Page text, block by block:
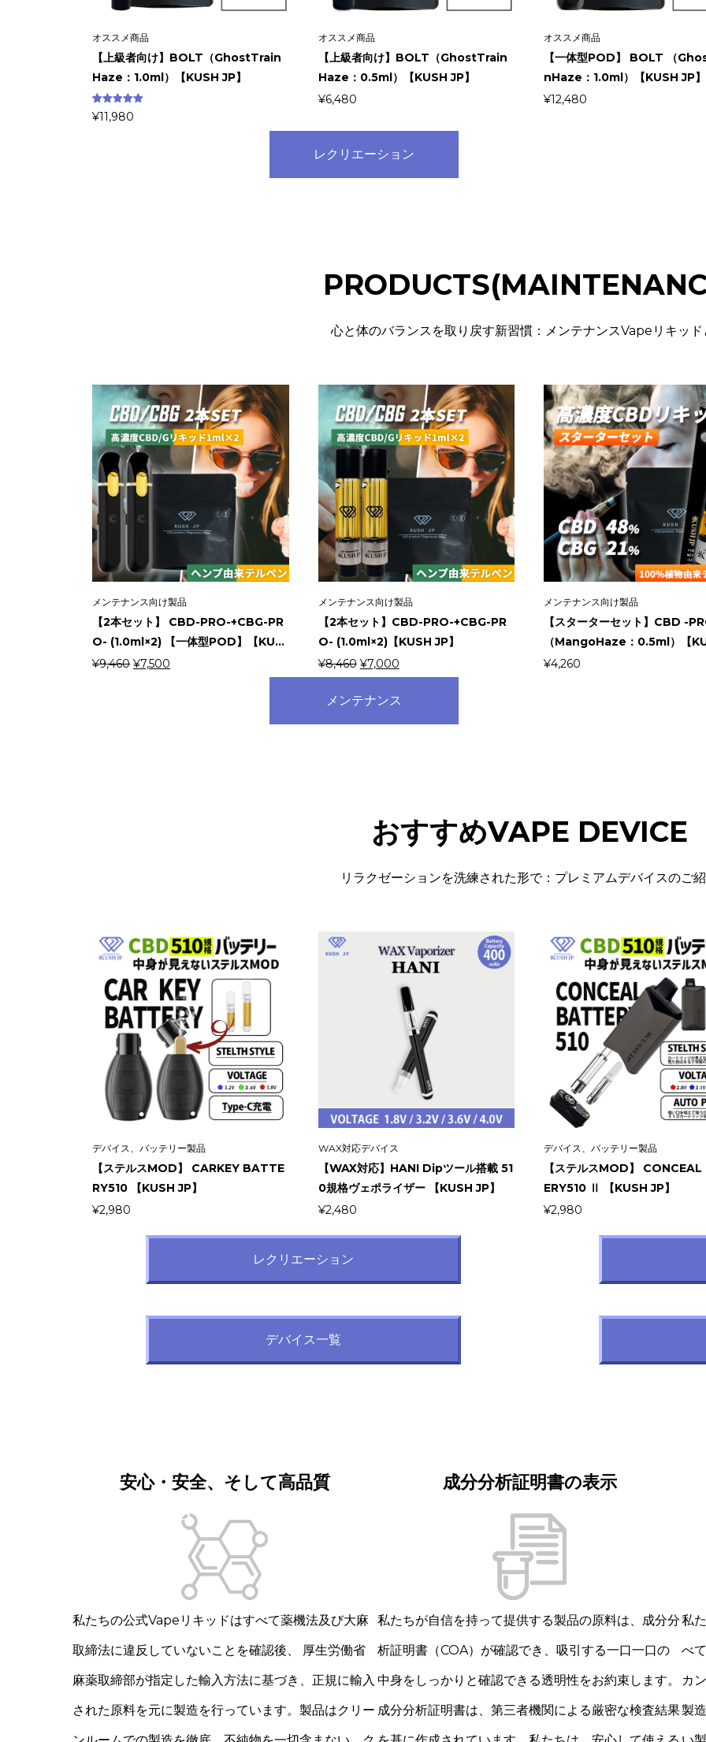
オススメ商品
【上級者向け】BOLT（GhostTrain
Haze：1.0ml）【KUSH JP】
3件の利用者
評価に基づ
¥11,980
オススメ商品
【上級者向け】BOLT（GhostTrain
Haze：0.5ml）【KUSH JP】
¥6,480
オススメ商品
【一体型POD】 BOLT （
nHaze：1.0ml）【KUSH JP】
¥12,480
レクリエーション
心と体のバランスを取り戻す新習慣：メンテナンスVapeリキッド
メンテナンス向け製品
【2本セット】 CBD-PRO-+CBG-PR
O- (1.0ml×2) 【一体型POD】【KU...
¥9,460元
¥7,500
メンテナンス向け製品
【2本セット】CBD-PRO-+CBG-PR
O- (1.0ml×2)【KUSH JP】
¥8,460元
価
格
た。
¥7,000現
の
価
す。
メンテナンス向け製品
【スターターセット】CBD -
（MangoHaze：0.5ml）【
¥4,260
メンテナンス
おすすめVAPE DEVICE
リラクゼーションを洗練された形で：プレミアムデバイスのご
デバイス、バッテリー製品
【ステルスMOD】 CARKEY BATTE
RY510 【KUSH JP】
¥2,980
WAX対応デバイス
【WAX対応】HANI Dipツール搭載 51
0規格ヴェポライザー 【KUSH JP】
¥2,480
デバイス、バッテリー製品
【ステルスMOD】
ERY510 Ⅱ 【KUSH JP】
¥2,980
レクリエーション
デバイス一覧
安心・安全、そして高品質
私たちの公式Vapeリキッドはすべて薬機法及び大麻
取締法に違反していないことを確認後、 厚生労働省
麻薬取締部が指定した輸入方法に基づき、正規に輸入
された原料を元に製造を行っています。製品はクリー
成分分析証明書の表示
私たちが自信を持って提供する製品の原料は、成分分
析証明書（COA）が確認でき、吸引する一口一口の
中身をしっかりと確認できる透明性をお約束します。
成分分析証明書は、第三者機関による厳密な検査結果
私
べ
カ
製